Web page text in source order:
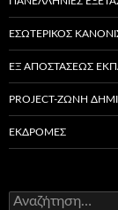
ΕΣΩΤΕΡΙΚΌΣ
ΕΞ ΑΠΟΣΤΆΣΕΩΣ
PROJECT-ΖΏΝΗ
ΕΚΔΡΟΜΈΣ
Α